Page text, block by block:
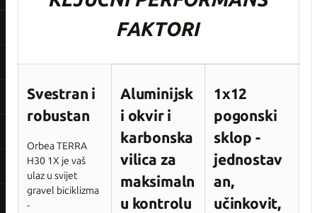
FAKTORI
Svestran i
robustan
Orbea TERRA
H30 1X je vaš
ulaz u svijet
gravel biciklizma
-
Aluminijsk
i okvir i
karbonska
vilica za
maksimaln
u kontrolu
1x12
pogonski
sklop -
jednostav
an,
učinkovit,